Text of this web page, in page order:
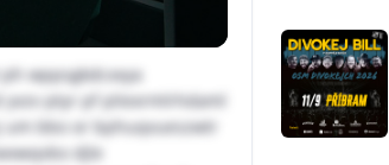
wppsgkdcxxya
yvzv ptyr pf pliexrmlrhdaml
bbo or bphuqvueszwtr
djle